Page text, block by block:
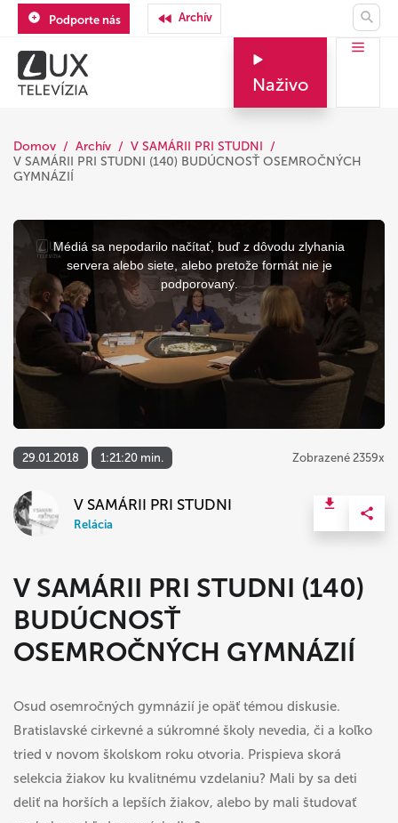
Podporte nás Archív
Naživo
Domov Archív
V SAMÁRII PRI STUDNI
V SAMÁRII PRI STUDNI (140) BUDÚCNOSŤ OSEMROČNÝCH
GYMNÁZIÍ
This
modal
window.
Médiá sa nepodarilo načítať, buď z dôvodu zlyhania
servera alebo siete, alebo pretože formát nie je
podporovaný.
29.01.2018 1:21:20 min. Zobrazené 2359x
V SAMÁRII PRI STUDNI
Relácia
V SAMÁRII PRI STUDNI (140)
BUDÚCNOSŤ
OSEMROČNÝCH GYMNÁZIÍ
Osud osemročných gymnázií je opäť témou diskusie.
Bratislavské cirkevné a súkromné školy nevedia, či a koľko
tried v novom školskom roku otvoria. Prispieva skorá
selekcia žiakov ku kvalitnému vzdelaniu? Mali by sa deti
deliť na horších a lepších žiakov, alebo by mali študovať